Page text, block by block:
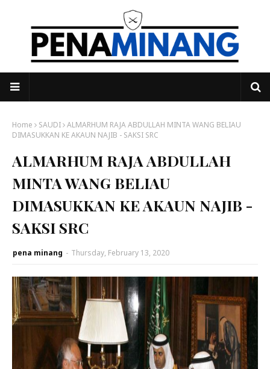
Home SAUDI ALMARHUM RAJA ABDULLAH MINTA WANG BELIAU
DIMASUKKAN KE AKAUN NAJIB - SAKSI SRC
ALMARHUM RAJA ABDULLAH
MINTA WANG BELIAU
DIMASUKKAN KE AKAUN NAJIB -
SAKSI SRC
pena minang - Thursday, February 13, 2020